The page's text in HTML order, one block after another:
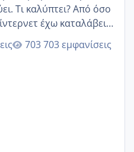
Τι καλύπτει? Από όσο
έχω καταλάβει
καλύπτει όλα τα
τροφεια του ιδιωτικού
703 εμφανίσεις